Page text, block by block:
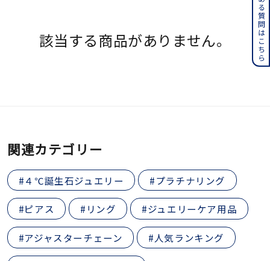
該当する商品がありません。
関連カテゴリー
#４℃誕生石ジュエリー #プラチナリング
#ピアス #リング #ジュエリーケア用品
#アジャスターチェーン #人気ランキング
よくある質問はこちら